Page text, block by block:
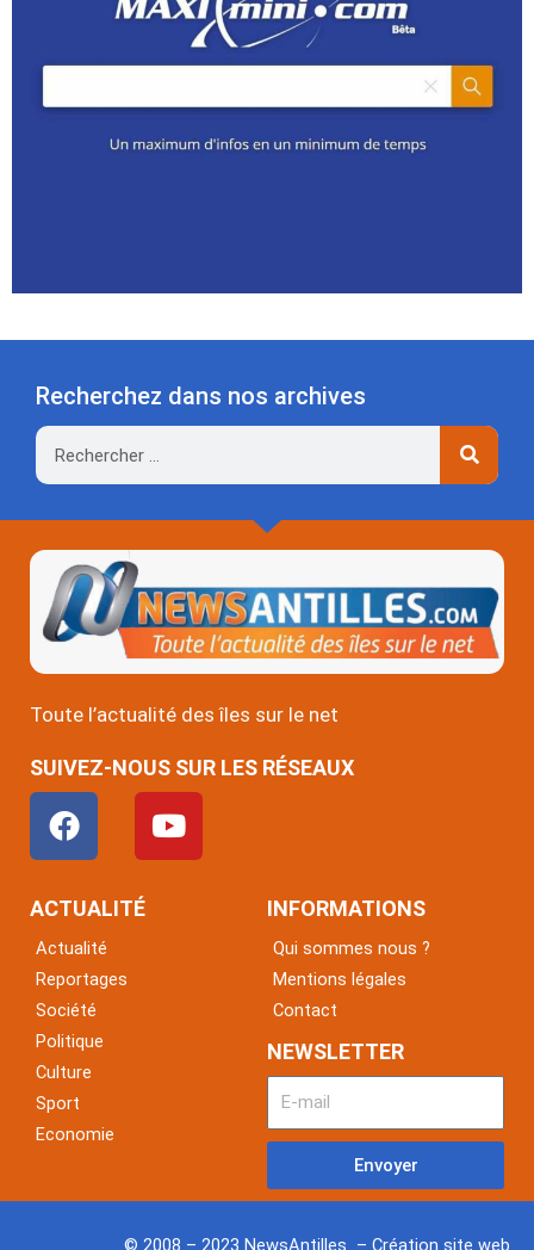
Recherchez dans nos archives
Rechercher
Toute l’actualité des îles sur le net
SUIVEZ-NOUS SUR LES RÉSEAUX
F
a
c
e
o
o
k
Y
o
u
ACTUALITÉ
Actualité
Reportages
Société
Politique
Culture
Sport
Economie
INFORMATIONS
Qui sommes nous ?
Mentions légales
Contact
NEWSLETTER
Envoyer